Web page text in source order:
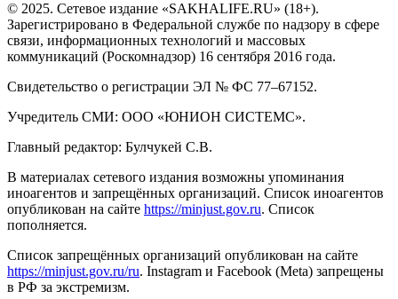
© 2025. Сетевое издание «SAKHALIFE.RU» (18+).
Зарегистрировано в Федеральной службе по надзору в сфере
связи, информационных технологий и массовых
коммуникаций (Роскомнадзор) 16 сентября 2016 года.
Свидетельство о регистрации ЭЛ № ФС 77–67152.
Учредитель СМИ: ООО «ЮНИОН СИСТЕМС».
Главный редактор: Булчукей С.В.
В материалах сетевого издания возможны упоминания
иноагентов и запрещённых организаций. Список иноагентов
опубликован на сайте https://minjust.gov.ru. Список
пополняется.
Список запрещённых организаций опубликован на сайте
https://minjust.gov.ru/ru. Instagram и Facebook (Metа) запрещены
в РФ за экстремизм.